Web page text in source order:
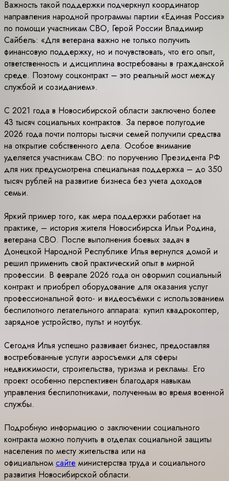
Важность такой поддержки подчеркнул координатор
направления народной программы партии «Единая Россия»
по помощи участникам СВО, Герой России Владимир
Сайбель: «Для ветерана важно не только получить
финансовую поддержку, но и почувствовать, что его опыт,
ответственность и дисциплина востребованы в гражданской
среде. Поэтому соцконтракт – это реальный мост между
службой и созиданием».
С 2021 года в Новосибирской области заключено более
43 тысяч социальных контрактов. За первое полугодие
2026 года почти полторы тысячи семей получили средства
на открытие собственного дела. Особое внимание
уделяется участникам СВО: по поручению Президента РФ
для них предусмотрена специальная поддержка – до 350
тысяч рублей на развитие бизнеса без учета доходов
семьи.
Яркий пример того, как мера поддержки работает на
практике, – история жителя Новосибирска Ильи Родина,
ветерана СВО. После выполнения боевых задач в
Донецкой Народной Республике Илья вернулся домой и
решил применить свой практический опыт в мирной
профессии. В феврале 2026 года он оформил социальный
контракт и приобрел оборудование для оказания услуг
профессиональной фото- и видеосъёмки с использованием
беспилотного летательного аппарата: купил квадрокоптер,
зарядное устройство, пульт и ноутбук.
Сегодня Илья успешно развивает бизнес, предоставляя
востребованные услуги аэросъемки для сферы
недвижимости, строительства, туризма и рекламы. Его
проект особенно перспективен благодаря навыкам
управления беспилотниками, полученным во время военной
службы.
Подробную информацию о заключении социального
контракта можно получить в отделах социальной защиты
населения по месту жительства или на
официальном сайте министерства труда и социального
развития Новосибирской области.